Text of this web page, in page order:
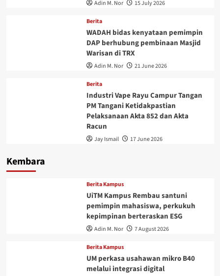
Adin M. Nor 15 July 2026
Berita
WADAH bidas kenyataan pemimpin
DAP berhubung pembinaan Masjid
Warisan di TRX
Adin M. Nor 21 June 2026
Berita
Industri Vape Rayu Campur Tangan
PM Tangani Ketidakpastian
Pelaksanaan Akta 852 dan Akta
Racun
Jay Ismail 17 June 2026
Kembara
Berita Kampus
UiTM Kampus Rembau santuni
pemimpin mahasiswa, perkukuh
kepimpinan berteraskan ESG
Adin M. Nor 7 August 2026
Berita Kampus
UM perkasa usahawan mikro B40
melalui integrasi digital